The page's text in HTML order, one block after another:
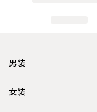
男装
女装